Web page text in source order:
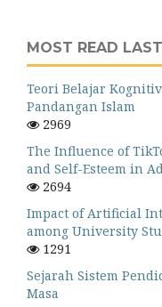
MOST READ
Teori Belajar
Pandangan Islam
2969
The Influence of
and Self-Esteem in
2694
Impact of Artificial
among University
1291
Sejarah Sistem
Masa